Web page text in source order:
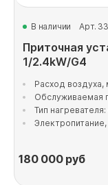
В наличии Арт.
Приточная
1/2.4kW/G4
Расход воздуха,
Обслуживаемая
Тип
Электропитание,
180 000руб